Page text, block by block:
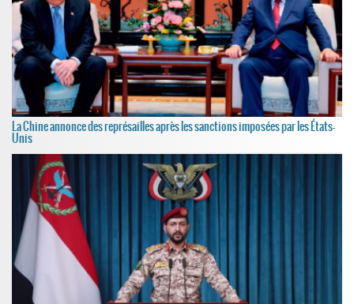
La Chine annonce des représailles après les sanctions imposées par les États-
Unis